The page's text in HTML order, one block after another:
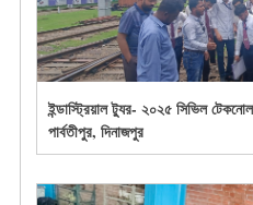
ইন্ডাস্ট্রিয়াল ট্যুর- ২০২৫ সিভিল
পার্বতীপুর, দিনাজপুর